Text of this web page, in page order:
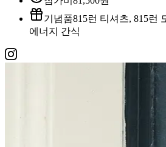
기념품815런 티셔츠, 815런
에너지 간식